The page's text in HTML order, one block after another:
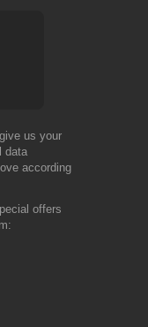
us your
data
according
offers